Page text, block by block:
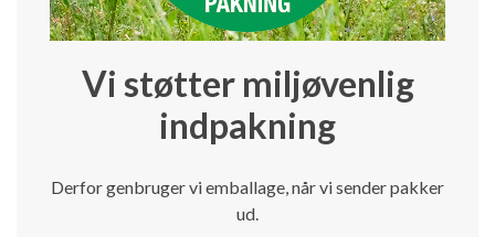
Vi støtter miljøvenlig
indpakning
Derfor genbruger vi emballage, når vi sender pakker
ud.